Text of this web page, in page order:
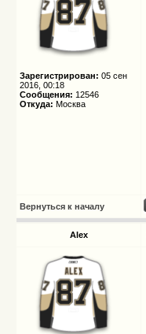
Зарегистрирован: 05 сен
2016, 00:18
Сообщения: 12546
Откуда: Москва
Вернуться к началу
Alex